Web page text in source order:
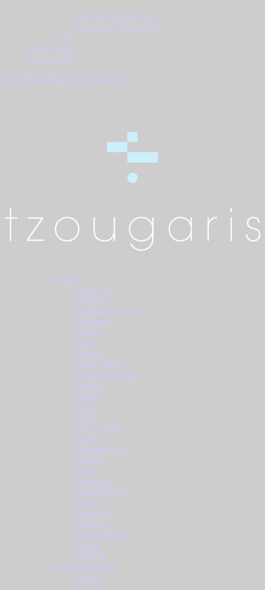
Ανδρικά Πορτοφόλια
Γυναικεία Πορτοφόλια
Στυλό
Προσφορές
Γούρια 2024
HomeShopΠαιδικά Κοσμήματα
Brands
ADIDAS
AM:PM
Armani Exchange
Belmond
Bulova
Casio
Citizen
Daniel Klein
Emporio Armani
Festina
Ferrari
Fossil
JCOU
Lee Cooper
Lorus
Michael Kors
Nautica
oozoo
Quantum
ROSEFIELD
Sector
Slazenger
Superdry
Swiss Military
Visseti
XONIX
Ανδρικά Ρολόγια
Classic
Fashion